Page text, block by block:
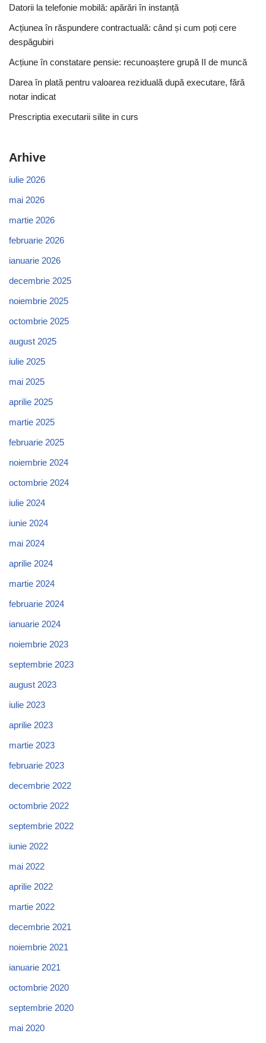
Datorii la telefonie mobilă: apărări în instanță
Acțiunea în răspundere contractuală: când și cum poți cere
despăgubiri
Acțiune în constatare pensie: recunoaștere grupă II de muncă
Darea în plată pentru valoarea reziduală după executare, fără
notar indicat
Prescriptia executarii silite in curs
Arhive
iulie 2026
mai 2026
martie 2026
februarie 2026
ianuarie 2026
decembrie 2025
noiembrie 2025
octombrie 2025
august 2025
iulie 2025
mai 2025
aprilie 2025
martie 2025
februarie 2025
noiembrie 2024
octombrie 2024
iulie 2024
iunie 2024
mai 2024
aprilie 2024
martie 2024
februarie 2024
ianuarie 2024
noiembrie 2023
septembrie 2023
august 2023
iulie 2023
aprilie 2023
martie 2023
februarie 2023
decembrie 2022
octombrie 2022
septembrie 2022
iunie 2022
mai 2022
aprilie 2022
martie 2022
decembrie 2021
noiembrie 2021
ianuarie 2021
octombrie 2020
septembrie 2020
mai 2020